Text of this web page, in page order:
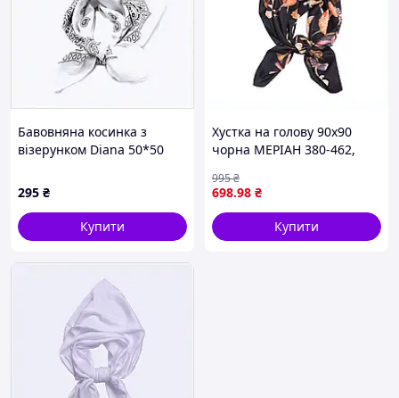
Бавовняна косинка з
візерунком Diana 50*50
295 ₴
Купити
Хустка на голову 90х90
чорна МЕРІАН 380-462,
698.98 ₴
995₴
Купити